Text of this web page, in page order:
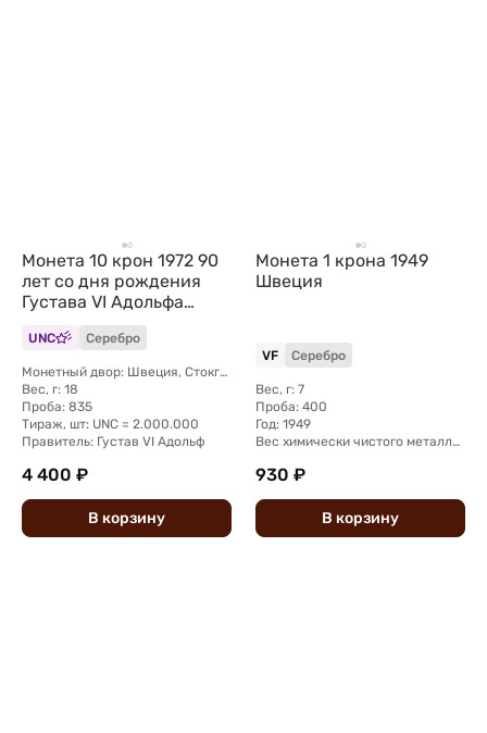
Монета 10 крон 1972 90
лет со дня рождения
Густава VI Адольфа
Швеция
UNC Серебро
Монетный двор: Швеция, Стокгольм
Вес, г: 18
Проба: 835
Тираж, шт: UNC = 2.000.000
Правитель: Густав VI Адольф
4 400 ₽
В корзину
Монета 1 крона 1949
Швеция
VF Серебро
Вес, г: 7
Проба: 400
Год: 1949
Вес химически чистого металла, г: 3,2
930 ₽
В корзину